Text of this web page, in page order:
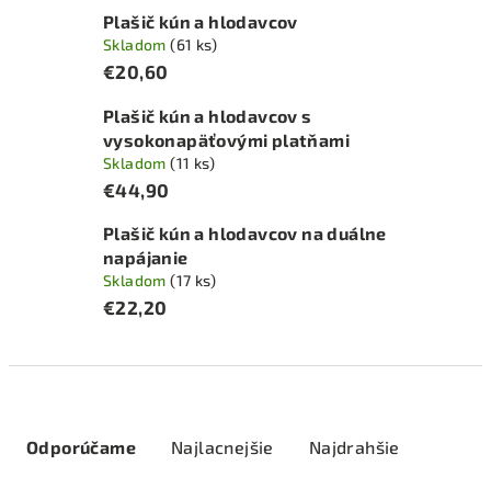
Plašič kún a hlodavcov
Skladom(61 ks)
€20,60
Plašič kún a hlodavcov s
vysokonapäťovými platňami
Skladom(11 ks)
€44,90
Plašič kún a hlodavcov na duálne
napájanie
Skladom(17 ks)
€22,20
Odporúčame Najlacnejšie Najdrahšie